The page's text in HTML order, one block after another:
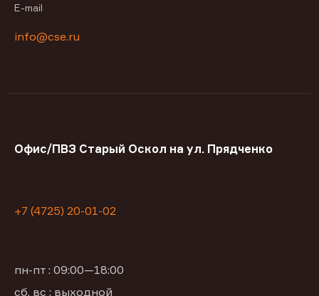
E-mail
info@cse.ru
Офис/ПВЗ Старый Оскол на ул. Прядченко
+7 (4725) 20-01-02
пн-пт : 09:00—18:00
сб, вс : выходной